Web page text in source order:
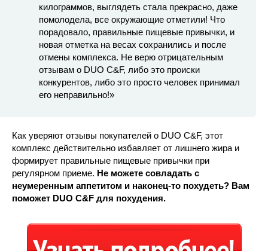
килограммов, выглядеть стала прекрасно, даже
помолодела, все окружающие отметили! Что
порадовало, правильные пищевые привычки, и
новая отметка на весах сохранились и после
отмены комплекса. Не верю отрицательным
отзывам о DUO C&F, либо это происки
конкурентов, либо это просто человек принимал
его неправильно!»
Как уверяют отзывы покупателей о DUO C&F, этот
комплекс действительно избавляет от лишнего жира и
формирует правильные пищевые привычки при
регулярном приеме. Не можете совладать с
неумеренным аппетитом и наконец-то похудеть? Вам
поможет DUO C&F для похудения.